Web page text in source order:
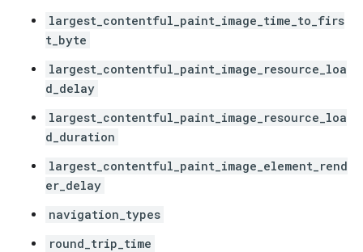
largest_contentful_paint_image_time_to_firs
t_byte
largest_contentful_paint_image_resource_loa
d_delay
largest_contentful_paint_image_resource_loa
d_duration
largest_contentful_paint_image_element_rend
er_delay
navigation_types
round_trip_time